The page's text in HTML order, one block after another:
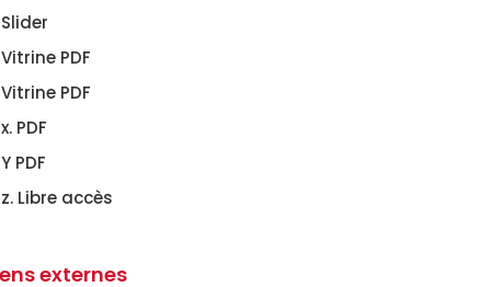
Slider
Vitrine PDF
Vitrine PDF
x. PDF
Y PDF
z. Libre accès
externes